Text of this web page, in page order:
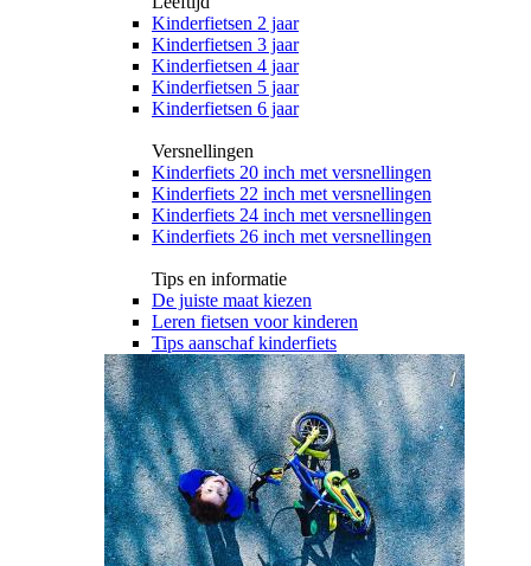
Kinderfietsen 2 jaar
Kinderfietsen 3 jaar
Kinderfietsen 4 jaar
Kinderfietsen 5 jaar
Kinderfietsen 6 jaar
Versnellingen
Kinderfiets 20 inch met versnellingen
Kinderfiets 22 inch met versnellingen
Kinderfiets 24 inch met versnellingen
Kinderfiets 26 inch met versnellingen
Tips en informatie
De juiste maat kiezen
Leren fietsen voor kinderen
Tips aanschaf kinderfiets